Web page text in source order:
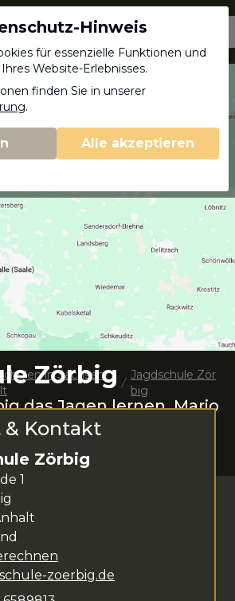
Zörbig
das Jagen lernen.Mario
deine Anliegen zur
Kursangebot umfasst
Kurse.
inSachsen-
Jagdschule Zör
big
Kontakt
Zörbig
1
zoerbig.de
Hinweis
für essenzielle Funktionen und
Website-Erlebnisses.
finden Sie in unserer
.
Alle akzeptieren